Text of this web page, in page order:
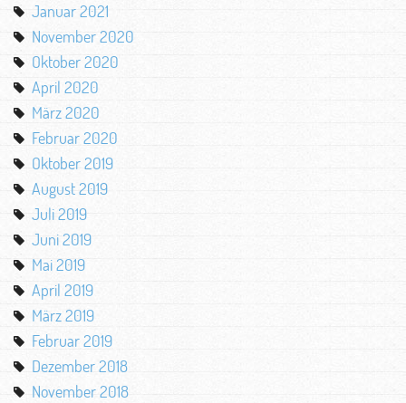
Januar 2021
November 2020
Oktober 2020
April 2020
März 2020
Februar 2020
Oktober 2019
August 2019
Juli 2019
Juni 2019
Mai 2019
April 2019
März 2019
Februar 2019
Dezember 2018
November 2018